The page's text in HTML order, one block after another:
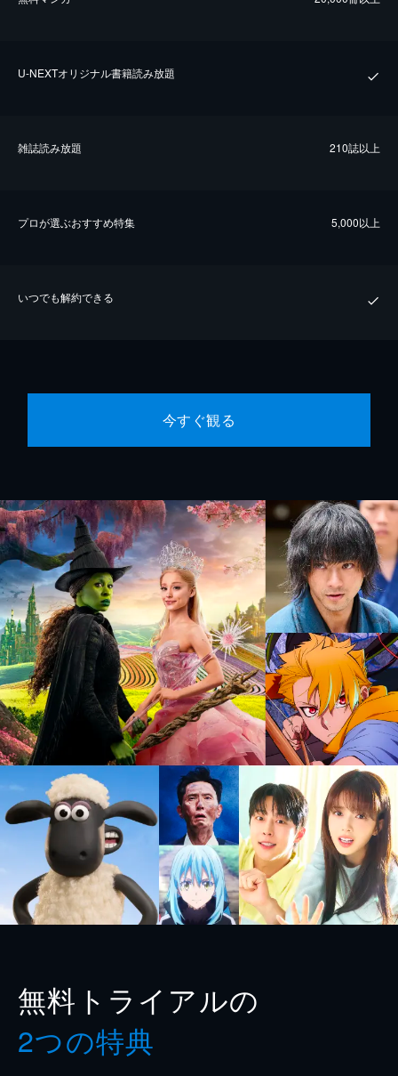
U-NEXTオリジナル書籍読み放題
雑誌読み放題 210誌以上
プロが選ぶおすすめ特集 5,000以上
いつでも解約できる
今すぐ観る
無料トライアルの
2つの特典